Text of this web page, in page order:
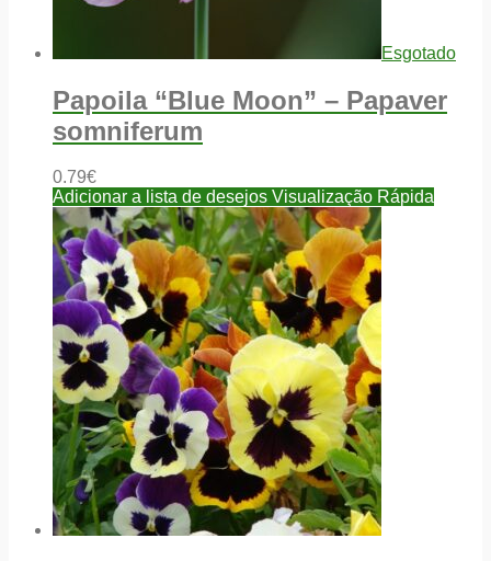
Esgotado
Papoila “Blue Moon” – Papaver
somniferum
0.79€
Adicionar a lista de desejos Visualização Rápida